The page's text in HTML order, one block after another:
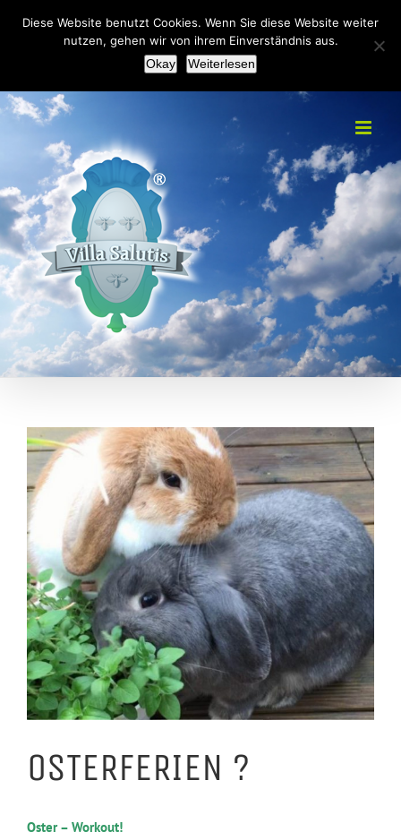
+49(0)2151 451092 info@villa-salutis.de
Facebook
Zeige
grösseres
Bild
OSTERFERIEN ?
Oster – Workout!
Diese Website benutzt Cookies. Wenn Sie diese Website weiter
nutzen, gehen wir von ihrem Einverständnis aus.
Okay
Weiterlesen